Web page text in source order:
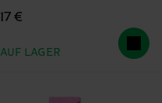
17 €
AUF LAGER